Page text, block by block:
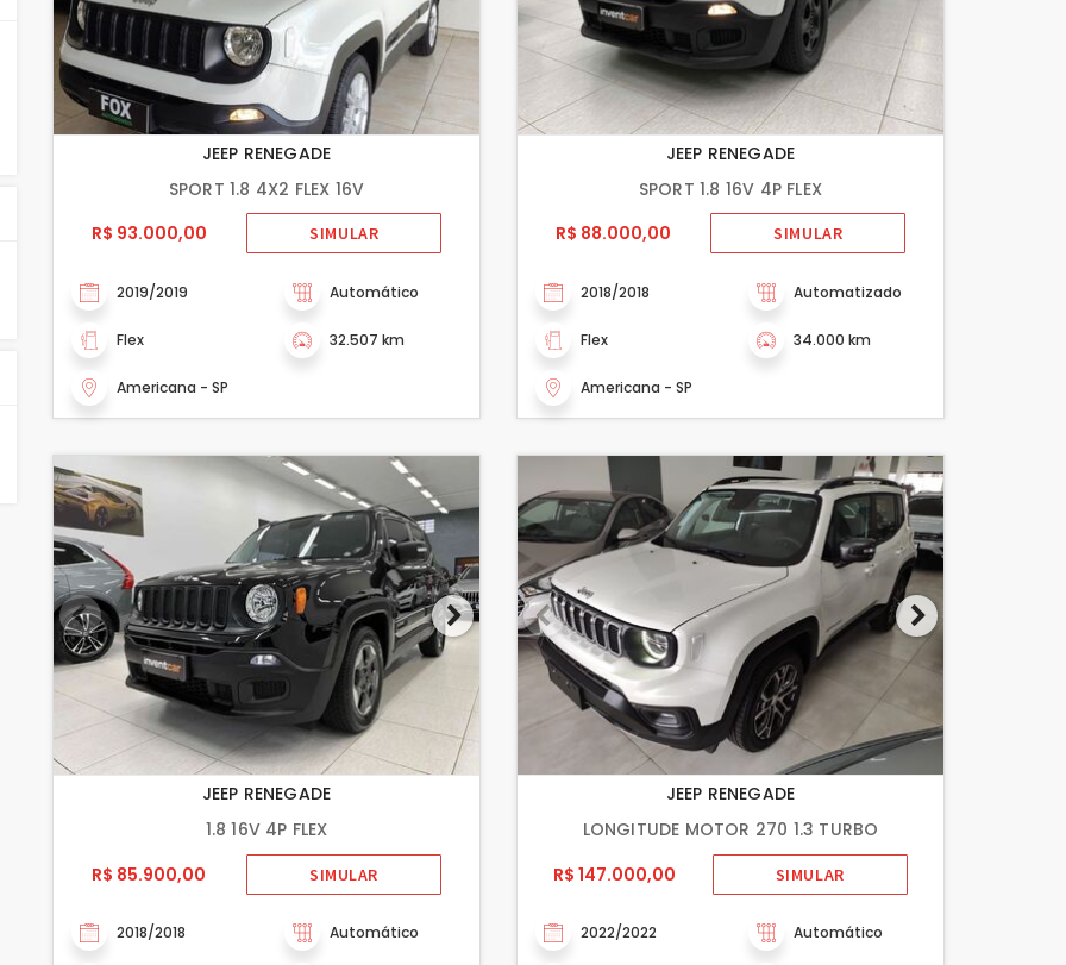
JEEP RENEGADE
SPORT 1.8 4X2 FLEX 16V
R$ 93.000,00
SIMULAR
2019/2019 Automático
Flex 32.507 km
Americana - SP
JEEP RENEGADE
SPORT 1.8 16V 4P FLEX
R$ 88.000,00
SIMULAR
2018/2018 Automatizado
Flex 34.000 km
Americana - SP
JEEP RENEGADE
1.8 16V 4P FLEX
R$ 85.900,00
SIMULAR
2018/2018 Automático
JEEP RENEGADE
LONGITUDE MOTOR 270 1.3 TURBO
R$ 147.000,00
SIMULAR
2022/2022 Automático